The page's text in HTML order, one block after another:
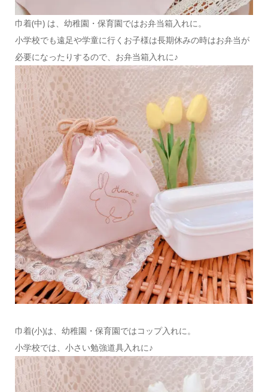
巾着(中) は、幼稚園・保育園ではお弁当箱入れに。
小学校でも遠足や学童に行くお子様は長期休みの時はお弁当が
必要になったりするので、お弁当箱入れに♪
巾着(小)は、幼稚園・保育園ではコップ入れに。
小学校では、小さい勉強道具入れに♪